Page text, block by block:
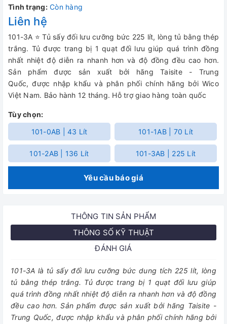
Tình trạng: Còn hàng
Liên hệ
101-3A ⭐ Tủ sấy đối lưu cưỡng bức 225 lít, lòng tủ bằng thép
trắng. Tủ được trang bị 1 quạt đối lưu giúp quá trình đồng
nhất nhiệt độ diễn ra nhanh hơn và độ đồng đều cao hơn.
Sản phẩm được sản xuất bởi hãng Taisite - Trung
Quốc, được nhập khẩu và phân phối chính hãng bởi Wico
Việt Nam. Bảo hành 12 tháng. Hỗ trợ giao hàng toàn quốc
Tùy chọn:
101-0AB | 43 Lít
101-1AB | 70 Lít
101-2AB | 136 Lít 101-3AB | 225 Lít
Yêu cầu báo giá
THÔNG TIN SẢN PHẨM
THÔNG SỐ KỸ THUẬT
ĐÁNH GIÁ
101-3A là tủ sấy đối lưu cưỡng bức dung tích 225 lít, lòng
tủ bằng thép trắng. Tủ được trang bị 1 quạt đối lưu giúp
quá trình đồng nhất nhiệt độ diễn ra nhanh hơn và độ đồng
đều cao hơn. Sản phẩm được sản xuất bởi hãng Taisite -
Trung Quốc, được nhập khẩu và phân phối chính hãng bởi